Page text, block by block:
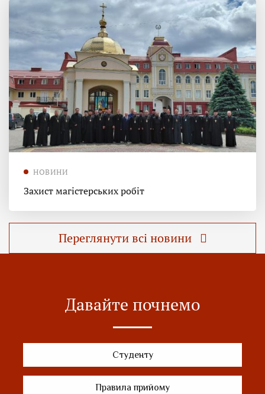
НОВИНИ
Захист магістерських робіт
Переглянути всі новини
Давайте почнемо
Студенту
Правила прийому